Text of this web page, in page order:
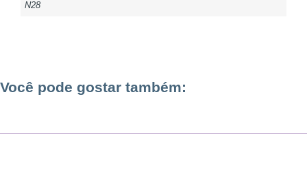
N28
Você pode gostar também: